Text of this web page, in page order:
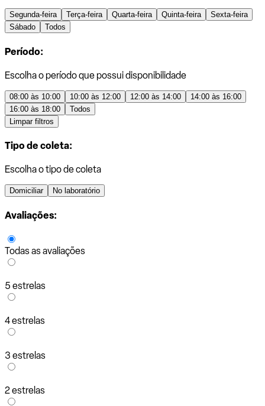
Segunda-feira Terça-feira Quarta-feira Quinta-feira
Sexta-feira
Sábado
Todos
Período:
Escolha o período que possui disponibilidade
08:00 às 10:00 10:00 às 12:00 12:00 às 14:00
14:00 às 16:00
16:00 às 18:00
Todos
Limpar filtros
Tipo de coleta:
Escolha o tipo de coleta
Domiciliar No laboratório
Avaliações:
Todas as avaliações
5 estrelas
4 estrelas
3 estrelas
2 estrelas